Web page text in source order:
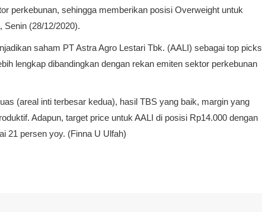
perkebunan, sehingga memberikan posisi Overweight untuk
Senin (28/12/2020).
saham PT Astra Agro Lestari Tbk. (AALI) sebagai top picks
lengkap dibandingkan dengan rekan emiten sektor perkebunan
(areal inti terbesar kedua), hasil TBS yang baik, margin yang
Adapun, target price untuk AALI di posisi Rp14.000 dengan
21 persen yoy. (Finna U Ulfah)